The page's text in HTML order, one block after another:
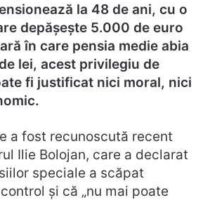
la 48 de ani, cu o
depășește 5.000 de euro
în care pensia medie abia
lei, acest privilegiu de
fi justificat nici moral, nici
a fost recunoscută recent
Ilie Bolojan, care a declarat
speciale a scăpat
și că „nu mai poate